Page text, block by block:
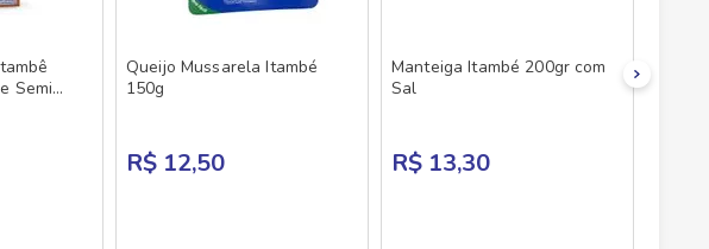
Semi
Queijo Mussarela Itambé
150g
R$ 12,50
Manteiga Itambé 200gr com
Sal
R$ 13,30